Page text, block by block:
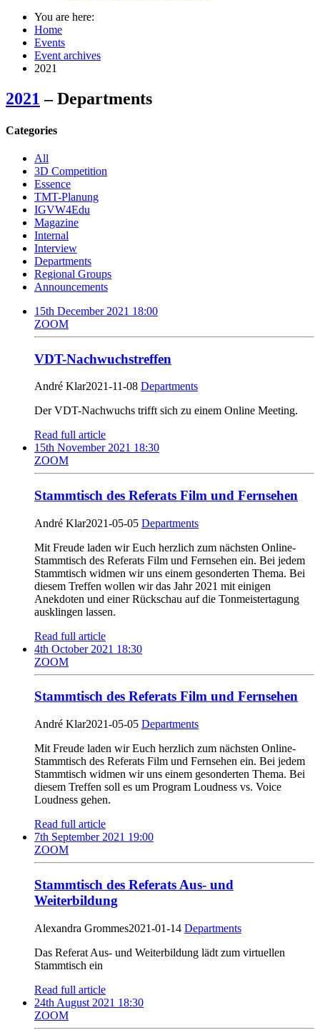
You are here:
Home
Events
Event archives
2021
2021 – Departments
Categories
All
3D Competition
Essence
TMT-Planung
IGVW4Edu
Magazine
Internal
Interview
Departments
Regional Groups
Announcements
15th December 2021 18:00
ZOOM
VDT-Nachwuchstreffen
André Klar2021-11-08 Departments
Der VDT-Nachwuchs trifft sich zu einem Online Meeting.
Read full article
15th November 2021 18:30
ZOOM
Stammtisch des Referats Film und Fernsehen
André Klar2021-05-05 Departments
Mit Freude laden wir Euch herzlich zum nächsten Online-
Stammtisch des Referats Film und Fernsehen ein. Bei jedem
Stammtisch widmen wir uns einem gesonderten Thema. Bei
diesem Treffen wollen wir das Jahr 2021 mit einigen
Anekdoten und einer Rückschau auf die Tonmeistertagung
ausklingen lassen.
Read full article
4th October 2021 18:30
ZOOM
Stammtisch des Referats Film und Fernsehen
André Klar2021-05-05 Departments
Mit Freude laden wir Euch herzlich zum nächsten Online-
Stammtisch des Referats Film und Fernsehen ein. Bei jedem
Stammtisch widmen wir uns einem gesonderten Thema. Bei
diesem Treffen soll es um Program Loudness vs. Voice
Loudness gehen.
Read full article
7th September 2021 19:00
ZOOM
Stammtisch des Referats Aus- und
Weiterbildung
Alexandra Grommes2021-01-14 Departments
Das Referat Aus- und Weiterbildung lädt zum virtuellen
Stammtisch ein
Read full article
24th August 2021 18:30
ZOOM